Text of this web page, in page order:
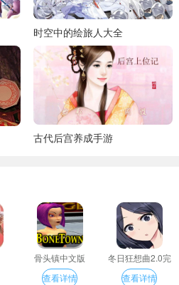
时空中的绘旅人大全
古代后宫养成手游
骨头镇中文版
查看详情
冬日狂想曲2.0完
整汉化版
查看详情